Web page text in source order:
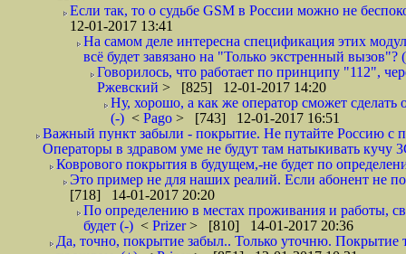
Если так, то о судьбе GSM в России можно не
12-01-2017 13:41
На самом деле интересна спецификация этих
всё будет завязано на "Только экстренный вызов"?
Говорилось, что работает по принципу "112",
Ржевский > [825] 12-01-2017 14:20
Ну, хорошо, а как же оператор сможет
(-) < Pago > [743] 12-01-2017 16:51
Важный пункт забыли - покрытие. Не путайте Россию с
Операторы в здравом уме не будут там натыкивать кучу
Коврового покрытия в будущем,-не будет по
Это пример не для наших реалий. Если абонент не
[718] 14-01-2017 20:20
По определению в местах проживания и работы,
будет (-) < Prizer> [810] 14-01-2017 20:36
Да, точно, покрытие забыл.. Только уточню. Покрытие